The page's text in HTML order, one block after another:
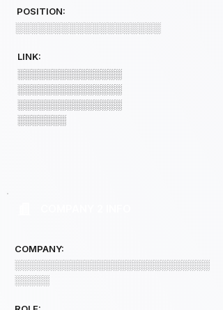
POSITION:
░░░░░░░░░░░░░░░░░░░
LINK:
░░░░░░░░░░░░░░░
░░░░░░░░░░░░░░░
░░░░░░░░░░░░░░░
░░░░░░░
COMPANY:
░░░░░░░░░░░░░░░░░░░░░░░░░░░░
░░░░░